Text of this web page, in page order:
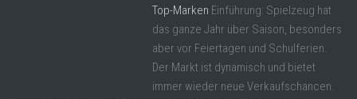
Top-Marken Einführung: Spielzeug hat
das ganze Jahr über Saison, besonders
aber vor Feiertagen und Schulferien.
Der Markt ist dynamisch und bietet
immer wieder neue Verkaufschancen.